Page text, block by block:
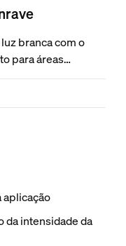
branca com o
para áreas
brilho subtil contra
aplicação
da intensidade da